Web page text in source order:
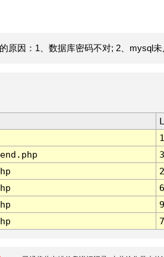
原因：1、数据库密码不对; 2、mysql未